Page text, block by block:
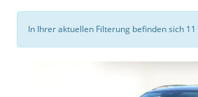
In Ihrer aktuellen Filterung befinden sich 11